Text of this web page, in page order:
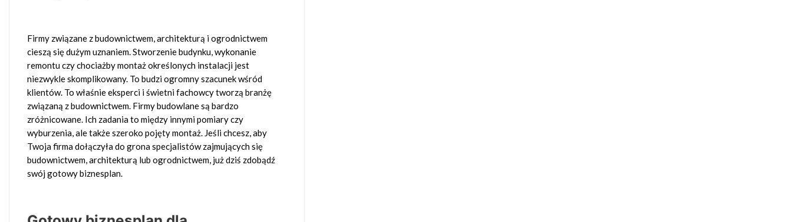
Firmy związane z budownictwem, architekturą i ogrodnictwem
cieszą się dużym uznaniem. Stworzenie budynku, wykonanie
remontu czy chociażby montaż określonych instalacji jest
niezwykle skomplikowany. To budzi ogromny szacunek wśród
klientów. To właśnie eksperci i świetni fachowcy tworzą branżę
związaną z budownictwem. Firmy budowlane są bardzo
zróżnicowane. Ich zadania to między innymi pomiary czy
wyburzenia, ale także szeroko pojęty montaż. Jeśli chcesz, aby
Twoja firma dołączyła do grona specjalistów zajmujących się
budownictwem, architekturą lub ogrodnictwem, już dziś zdobądź
swój gotowy biznesplan.